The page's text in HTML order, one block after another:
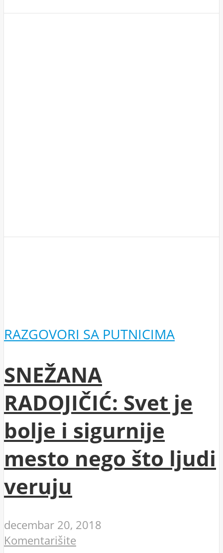
RAZGOVORI SA PUTNICIMA
SNEŽANA
RADOJIČIĆ: Svet je
bolje i sigurnije
mesto nego što ljudi
veruju
decembar 20, 2018
Komentarišite